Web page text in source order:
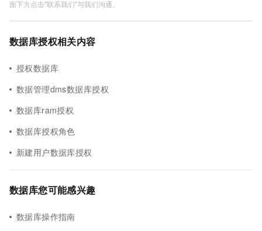
面下方点击"联系我们"与我们沟通。
数据库授权相关内容
授权数据库
数据管理dms数据库授权
数据库ram授权
数据库授权角色
新建用户数据库授权
数据库您可能感兴趣
数据库操作指南